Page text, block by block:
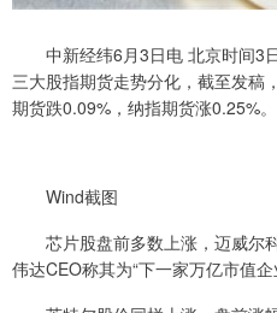
中新经纬6月3日电 北京时间3日
三大股指期货走势分化，截至发稿
期货跌0.09%，纳指期货涨0.25%。
Wind截图
芯片股盘前多数上涨，迈威尔
伟达CEO称其为“下一家万亿市值企